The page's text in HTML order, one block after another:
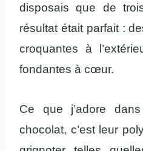
disposais que de
résultat était parfait :
croquantes à
fondantes à cœur.
Ce que j’adore
chocolat, c’est leur